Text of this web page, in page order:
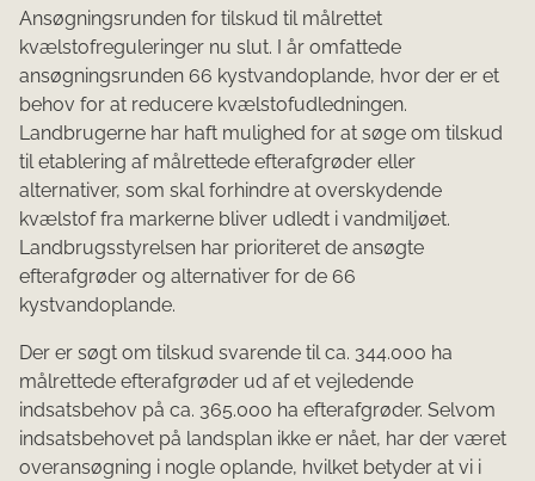
Ansøgningsrunden for tilskud til målrettet
kvælstofreguleringer nu slut. I år omfattede
ansøgningsrunden 66 kystvandoplande, hvor der er et
behov for at reducere kvælstofudledningen.
Landbrugerne har haft mulighed for at søge om tilskud
til etablering af målrettede efterafgrøder eller
alternativer, som skal forhindre at overskydende
kvælstof fra markerne bliver udledt i vandmiljøet.
Landbrugsstyrelsen har prioriteret de ansøgte
efterafgrøder og alternativer for de 66
kystvandoplande.
Der er søgt om tilskud svarende til ca. 344.000 ha
målrettede efterafgrøder ud af et vejledende
indsatsbehov på ca. 365.000 ha efterafgrøder. Selvom
indsatsbehovet på landsplan ikke er nået, har der været
overansøgning i nogle oplande, hvilket betyder at vi i